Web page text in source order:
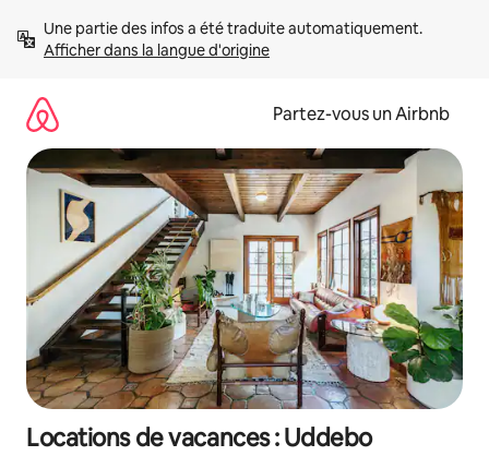
directement
Afficher dans la langue d'origine
Partez-vous un Airbnb
Locations de vacances : Uddebo